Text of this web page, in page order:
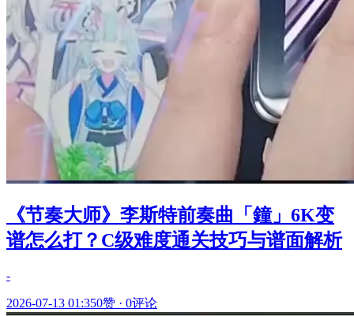
《节奏大师》李斯特前奏曲「鐘」6K变
谱怎么打？C级难度通关技巧与谱面解析
-
2026-07-13 01:350赞 · 0评论